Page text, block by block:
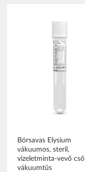
Bórsavas Elysium
vákuumos, steril,
vizeletminta-vevő cső
vákuumtűs